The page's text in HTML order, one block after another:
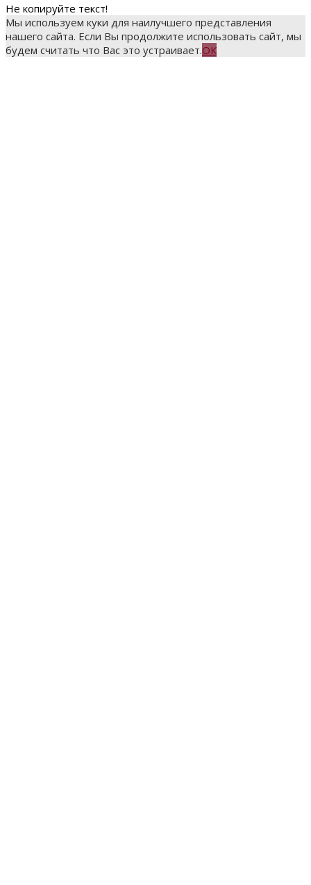
Не копируйте текст!
Мы используем куки для наилучшего представления
нашего сайта. Если Вы продолжите использовать сайт, мы
будем считать что Вас это устраивает.ОК